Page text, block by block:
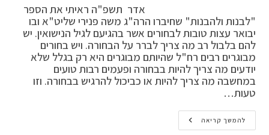
אדר תשפ"ה ראיתי את הספר
"לבנות ולהבנות" שחיברו הרה"ג משה פנירי שליט"א ובו
יבואר עצות טובות לבחורים אשר בהגיעם לגיל הנישואין. יש
להם בלבול רב מה צריך לברר על הבחורה. ויש בחורים
מבוגרים רבים רח"ל שהיותם מבוגרים היא רק בגלל שלא
יודעים מה צריך להיות בבחורה ופעמים רבות טועים
במחשבה מה צריך להיות או כביכול להרגיש בבחורה. וזו
טעות…
להמשך קריאה בחורים
ובחורות